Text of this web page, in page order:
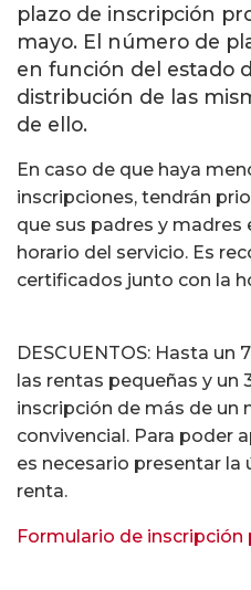
plazo de inscripción
mayo. El número de
en función del estado
distribución de las
de ello.
En caso de que haya
inscripciones, tendrán
que sus padres y madres
horario del servicio. Es
certificados junto con la
DESCUENTOS: Hasta un
las rentas pequeñas y
inscripción de más de un
convivencial. Para poder
es necesario presentar la
renta.
Formulario de inscripción